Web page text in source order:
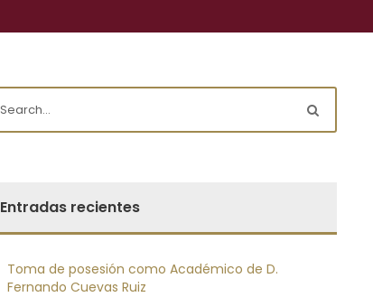
Entradas recientes
Toma de posesión como Académico de D.
Fernando Cuevas Ruiz